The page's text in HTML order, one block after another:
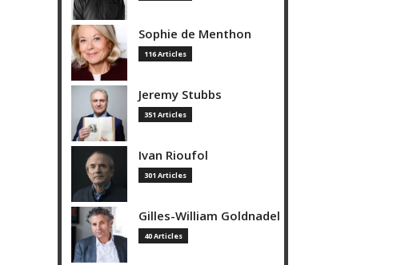
Sophie de Menthon
116 Articles
Jeremy Stubbs
351 Articles
Ivan Rioufol
301 Articles
Gilles-William Goldnadel
40 Articles